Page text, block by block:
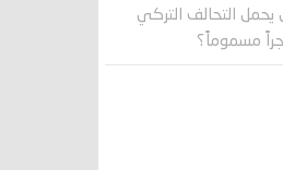
يحمل التحالف التركي
مسموماً؟